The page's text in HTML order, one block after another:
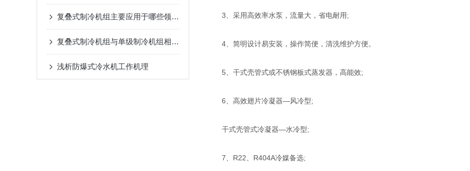
复叠式制冷机组主要应用于哪些领域？
复叠式制冷机组与单级制冷机组相比有哪些优势？
浅析​防爆式冷水机工作机理
3、采用高效率水泵，流量大，省电耐用;
4、简明设计易安装，操作简便，清洗维护方便。
5、干式壳管式或不锈钢板式蒸发器，高能效;
6、高效翅片冷凝器—风冷型;
干式壳管式冷凝器—水冷型;
7、R22、R404A冷媒备选;